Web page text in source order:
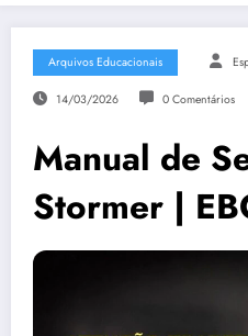
Arquivos Educacionais
14/03/2026 0 Comentários
Manual de
Stormer |